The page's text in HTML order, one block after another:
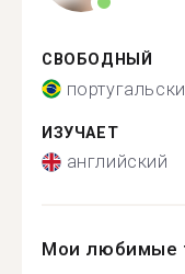
СВОБОДНЫЙ
ИЗУЧАЕТ
английский
Мои любимые